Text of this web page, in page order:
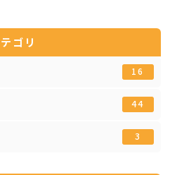
ゴリ
16
44
3